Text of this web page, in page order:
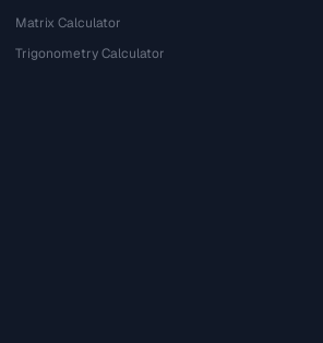
Matrix Calculator
Trigonometry Calculator